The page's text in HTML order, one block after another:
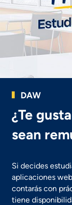
DAW
¿Te
sean
Si decides
aplicaciones
contarás con
tiene